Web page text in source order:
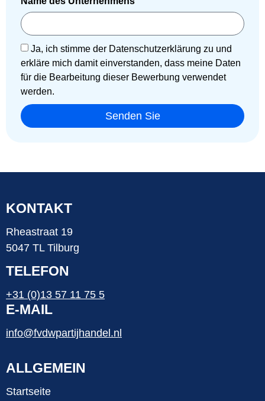
Ja, ich stimme der Datenschutzerklärung zu und
erkläre mich damit einverstanden, dass meine Daten
für die Bearbeitung dieser Bewerbung verwendet
werden.
Senden Sie
KONTAKT
Rheastraat 19
5047 TL Tilburg
TELEFON
+31 (0)13 57 11 75 5
E-MAIL
info@fvdwpartijhandel.nl
ALLGEMEIN
Startseite